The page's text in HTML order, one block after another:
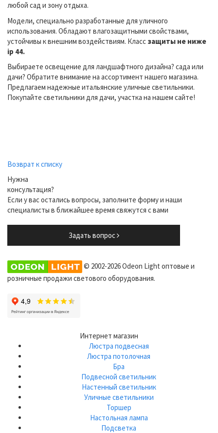
любой сад и зону отдыха.
Модели, специально разработанные для уличного
использования. Обладают влагозащитными свойствами,
устойчивы к внешним воздействиям. Класс защиты не ниже
ip 44.
Выбираете освещение для ландшафтного дизайна? сада или
дачи? Обратите внимание на ассортимент нашего магазина.
Предлагаем надежные итальянские уличные светильники.
Покупайте светильники для дачи, участка на нашем сайте!
Возврат к списку
Нужна
консультация?
Если у вас остались вопросы, заполните форму и наши
специалисты в ближайшее время свяжутся с вами
Задать вопрос
© 2002-2026 Odeon Light оптовые и
розничные продажи светового оборудования.
Интернет магазин
Люстра подвесная
Люстра потолочная
Бра
Подвесной светильник
Настенный светильник
Уличные светильники
Торшер
Настольная лампа
Подсветка